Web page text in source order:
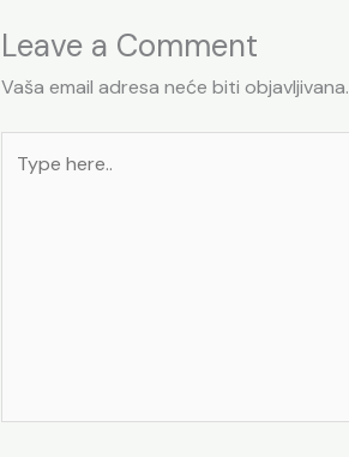
Leave a Comment
Vaša email adresa neće biti objavljivana.
here..